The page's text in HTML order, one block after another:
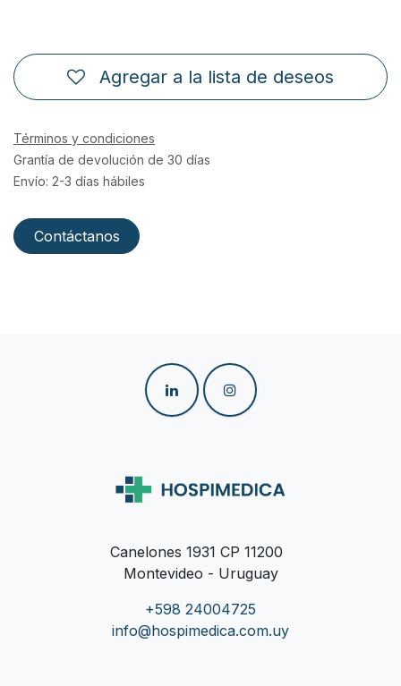
Agregar a la lista de deseos
Términos y condiciones
Grantía de devolución de 30 días
Envío: 2-3 días hábiles
Contáctanos
Canelones 1931 CP 11200
Montevideo - Uruguay
+598 24004725
info@hospimedica.com.uy